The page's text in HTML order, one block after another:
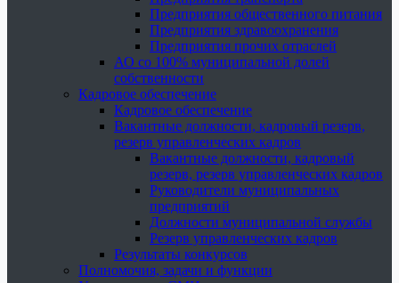
Предприятия общественного питания
Предприятия здравоохранения
Предприятия прочих отраслей
АО со 100% муниципальной долей
собственности
Кадровое обеспечение
Кадровое обеспечение
Вакантные должности, кадровый резерв,
резерв управленческих кадров
Вакантные должности, кадровый
резерв, резерв управленческих кадров
Руководители муниципальных
предприятий
Должности муниципальной службы
Резерв управленческих кадров
Результаты конкурсов
Полномочия, задачи и функции